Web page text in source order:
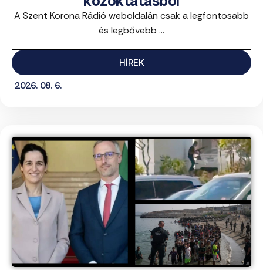
A Szent Korona Rádió weboldalán csak a legfontosabb
és legbővebb ...
HÍREK
2026. 08. 6.